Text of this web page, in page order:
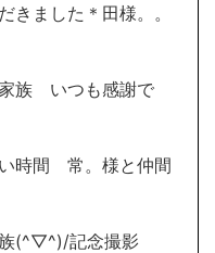
きました＊田様。。
族 いつも感謝で
時間 常。様と仲間
(^▽^)/記念撮影